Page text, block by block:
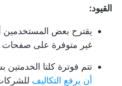
القيود:
يقترح بعض
غير متوفرة على صفحات Confluence حتى الآن
تتم فوترة كلتا
أن يرفع التكاليف